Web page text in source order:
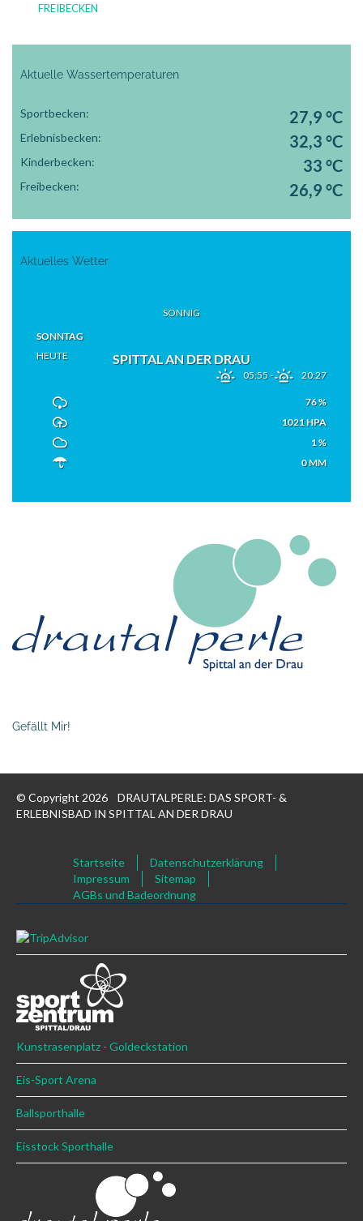
FREIBECKEN
Aktuelle Wassertemperaturen
Sportbecken: 27,9 °C
Erlebnisbecken: 32,3 °C
Kinderbecken: 33 °C
Freibecken: 26,9 °C
Aktuelles Wetter
SPITTAL AN DER DRAU
SONNIG
SONNTAG
HEUTE
05:55- 20:27
76 %
1021 HPA
1 %
0 MM
Gefällt Mir!
© Copyright 2026 DRAUTALPERLE: DAS SPORT- &
ERLEBNISBAD IN SPITTAL AN DER DRAU
Startseite
Datenschutzerklärung
Impressum
Sitemap
AGBs und Badeordnung
Kunstrasenplatz - Goldeckstation
Eis-Sport Arena
Ballsporthalle
Eisstock Sporthalle